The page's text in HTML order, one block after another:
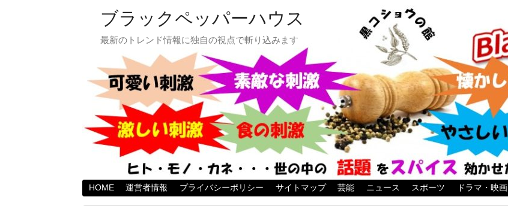
ブラックペッパーハウス
最新のトレンド情報に独自の視点で斬り込みます
HOME 運営者情報 プライバシーポリシー サイトマップ 芸能 ニュース スポーツ ドラマ・映画